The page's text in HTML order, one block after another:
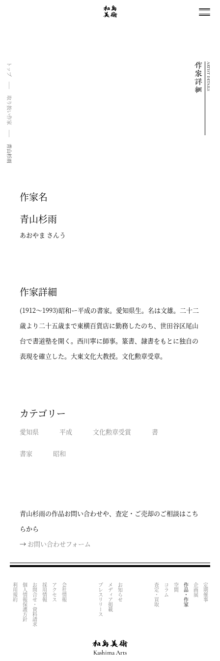
トップ
取り扱い作家
青山杉雨
ARTIST DETAILS
作家名
青山杉雨
あおやま さんう
作家詳細
(1912～1993)昭和ー平成の書家。愛知県生。名は文雄。二十二
歳より二十五歳まで東横百貨店に勤務したのち、世田谷区尾山
台で書道塾を開く。西川寧に師事。篆書、隷書をもとに独自の
表現を確立した。大東文化大教授。文化勲章受章。
カテゴリー
愛知県 平成 文化勲章受賞 書
書家 昭和
青山杉雨の作品お問い合わせや、査定・ご売却のご相談はこち
らから
→ お問い合わせフォーム
定期催事
企画展
作品・作家
空間
コラム
査定・買取
お知らせ
メディア掲載
プレスリリース
会社情報
アクセス
採用情報
お問合せ・資料請求
個人情報保護方針
利用規約
Kashima Arts